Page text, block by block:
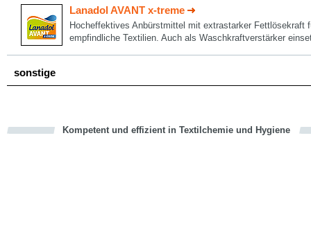
Lanadol AVANT x-treme
Hocheffektives Anbürstmittel mit extrastarker Fettlösekraft
empfindliche Textilien. Auch als Waschkraftverstärker
sonstige
Kompetent und effizient in Textilchemie und Hygiene